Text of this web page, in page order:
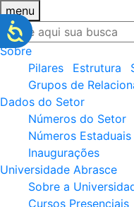
menu
Sobre
Pilares
Estrutura
Grupos de
Dados do Setor
Números do Setor
Números Estaduais
Inaugurações
Universidade Abrasce
Sobre a
Cursos Presenciais